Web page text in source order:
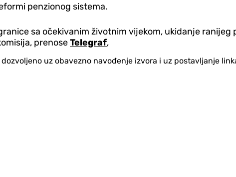
penzionog sistema.
sa očekivanim životnim vijekom, ukidanje
prenoseTelegraf,
uz obavezno navođenje izvora i uz postavljanje